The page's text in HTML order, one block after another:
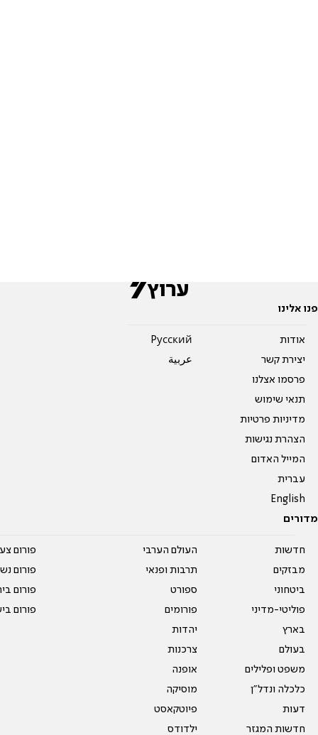
פנו אלינו
אודות
יצירת קשר
פרסמו אצלנו
תנאי שימוש
מדיניות פרטיות
הצהרת נגישות
המייל האדום
עברית
English
Pусский
عربية
מדורים
חדשות
מבזקים
ביטחוני
פוליטי-מדיני
בארץ
בעולם
משפט ופלילים
כלכלה ונדל"ן
דעות
חדשות המגזר
העולם הערבי
תרבות ופנאי
ספורט
פורומים
יהדות
צרכנות
אופנה
מוסיקה
פיוטקאסט
ילדודס
פורום
פורום
פורום
פורום